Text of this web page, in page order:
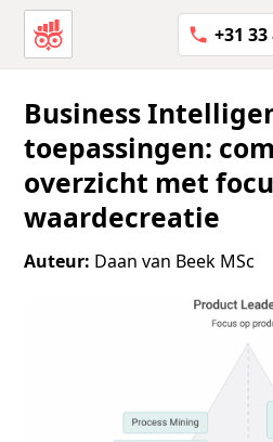
+31 33
Business
toepassingen:
overzicht met
waardecreatie
Auteur: Daan van Beek MSc